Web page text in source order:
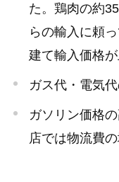
た。鶏肉の約
らの輸入に頼
建て輸入価格が
ガス代・電気
ガソリン価格
店では物流費の